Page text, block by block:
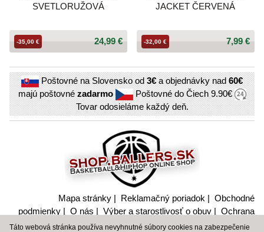
SVETLORUŽOVÁ
24,99 €
-35,00 €
JACKET ČERVENÁ
7,99 €
-32,00 €
Poštovné na Slovensko od3€a objednávky nad60€
majú poštovnézadarmo Poštovné do Čiech9.90€
Tovar odosieláme každý deň.
Mapa stránky | Reklamačný poriadok | Obchodné
podmienky | O nás | Výber a starostlivosť o obuv | Ochrana
súkromia a nakladanie s citlivými údajmi
Táto webová stránka používa nevyhnutné súbory cookies na zabezpečenie